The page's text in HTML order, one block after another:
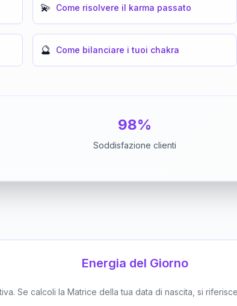
💫 Come risolvere il karma passato
🔮 Come bilanciare i tuoi chakra
98%
Soddisfazione clienti
Energia del Giorno
Se calcoli la Matrice della tua data di nascita, si